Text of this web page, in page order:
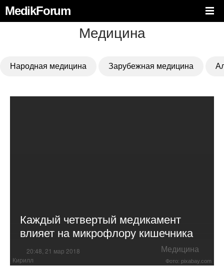
MedikForum
Медицина
Народная медицина Зарубежная медицина
Каждый четвертый медикамент
влияет на микрофлору кишечника
20:48, 21 мар 2018 Медицина
Кирилл Фото: pixabay.com